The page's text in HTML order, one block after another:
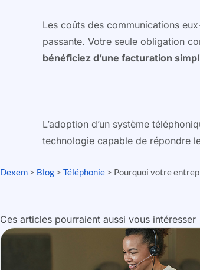
Les coûts des communications
passante. Votre seule obligation
bénéficiez d’une facturation
L’adoption d’un système
technologie capable de répondre
Dexem > Blog > Téléphonie > Pourquoi votre
Ces articles pourraient aussi vous intéresser